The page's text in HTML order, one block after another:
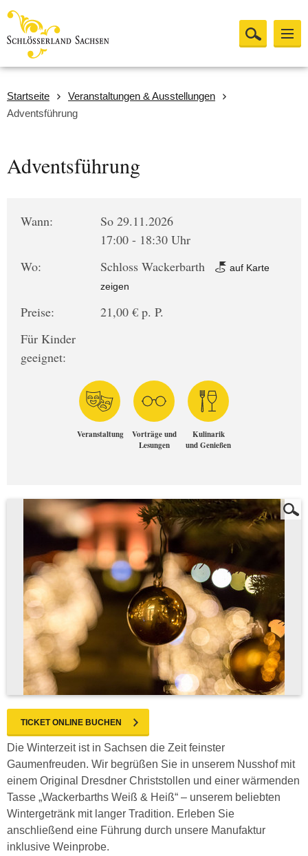
Startseite
Veranstaltungen & Ausstellungen
Adventsführung
Adventsführung
Wann:
So 29.11.2026
17:00 - 18:30 Uhr
Wo:
Schloss Wackerbarth
auf Karte
zeigen
Preise:
21,00 € p. P.
Für Kinder
geeignet:
Veranstaltung
Vorträge und
Lesungen
Kulinarik
und Genießen
TICKET ONLINE BUCHEN
Die Winterzeit ist in Sachsen die Zeit feinster
Gaumenfreuden. Wir begrüßen Sie in unserem Nusshof mit
einem Original Dresdner Christstollen und einer wärmenden
Tasse „Wackerbarths Weiß & Heiß“ – unserem beliebten
Wintergetränk mit langer Tradition. Erleben Sie
anschließend eine Führung durch unsere Manufaktur
inklusive Weinprobe.